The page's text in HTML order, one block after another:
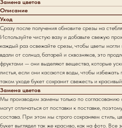
Замена цветов
Описание
Уход
Сразу после получения обновите срезы на
Используйте чистую вазу и добавьте свежую
каждый раз освежайте срезы, чтобы цветы могли
вдали от солнца, батарей и сквозняков, это
фруктами — они выделяют вещества, которые
листья, если они касаются воды, чтобы
таком уходе букет сохранит свежесть и
Замена цветов
Мы производим замены только по согласованию
могут отличаться от поставки к поставке,
состава. При этом мы строго сохраняем стиль,
букет выглядел так же красиво, как на фото.